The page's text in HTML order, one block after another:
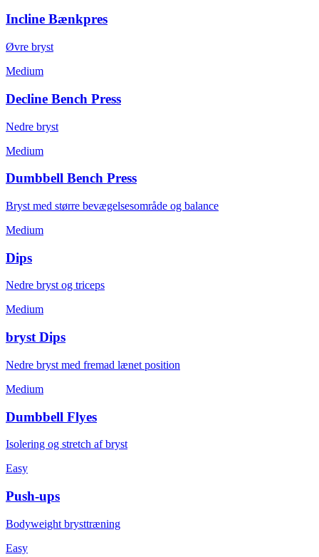
Incline Bænkpres
Øvre bryst
Medium
Decline Bench Press
Nedre bryst
Medium
Dumbbell Bench Press
Bryst med større bevægelsesområde og balance
Medium
Dips
Nedre bryst og triceps
Medium
bryst Dips
Nedre bryst med fremad lænet position
Medium
Dumbbell Flyes
Isolering og stretch af bryst
Easy
Push-ups
Bodyweight brysttræning
Easy